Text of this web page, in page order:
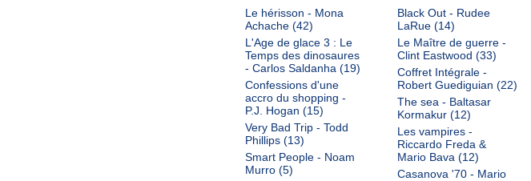
Black Out - Rudee
LaRue(14)
Le Maître de guerre -
Clint Eastwood (33)
Coffret Intégrale -
Robert Guediguian (22)
The sea - Baltasar
Kormakur(12)
Les vampires -
Riccardo Freda &
Mario Bava(12)
Casanova '70 - Mario
Le hérisson - Mona
Achache(42)
L'Age de glace 3 : Le
Temps des dinosaures
- Carlos Saldanha(19)
Confessions d'une
accro du shopping -
P.J. Hogan (15)
Very Bad Trip - Todd
Phillips(13)
Smart People - Noam
Murro(5)